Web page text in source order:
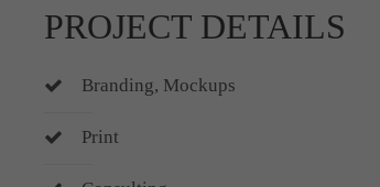
PROJECT DETAILS
Branding, Mockups
Print